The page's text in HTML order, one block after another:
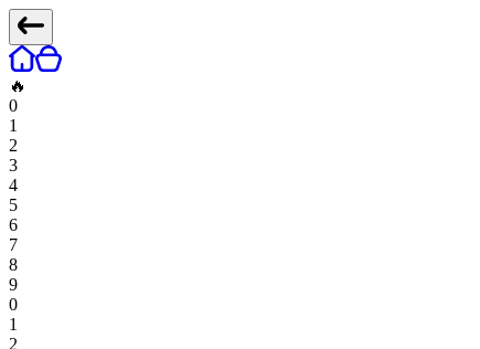
🔥
0
1
2
3
4
5
6
7
8
9
0
1
2